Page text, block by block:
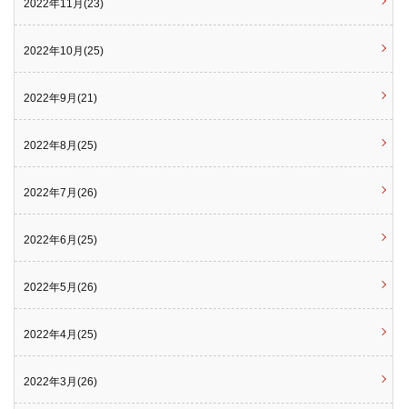
2022年11月(23)
2022年10月(25)
2022年9月(21)
2022年8月(25)
2022年7月(26)
2022年6月(25)
2022年5月(26)
2022年4月(25)
2022年3月(26)